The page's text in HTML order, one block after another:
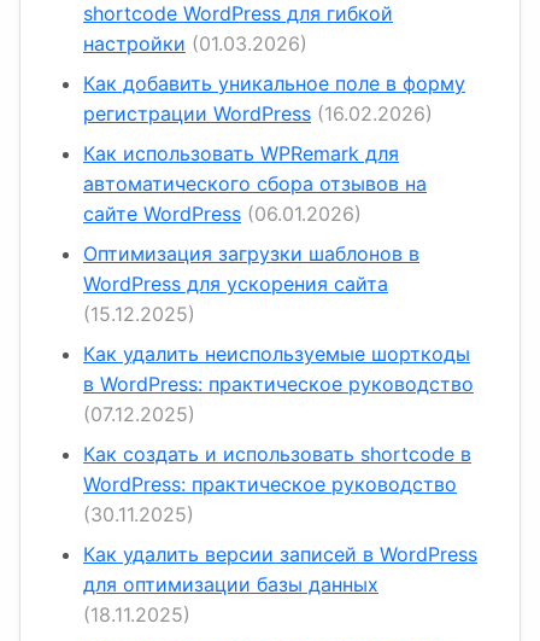
shortcode WordPress для гибкой
настройки (01.03.2026)
Как добавить уникальное поле в форму
регистрации WordPress (16.02.2026)
Как использовать WPRemark для
автоматического сбора отзывов на
сайте WordPress (06.01.2026)
Оптимизация загрузки шаблонов в
WordPress для ускорения сайта
(15.12.2025)
Как удалить неиспользуемые шорткоды
в WordPress: практическое руководство
(07.12.2025)
Как создать и использовать shortcode в
WordPress: практическое руководство
(30.11.2025)
Как удалить версии записей в WordPress
для оптимизации базы данных
(18.11.2025)